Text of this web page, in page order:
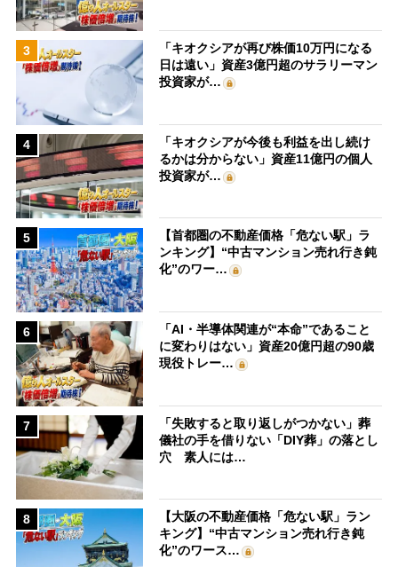
3
「キオクシアが再び株価10万円になる
日は遠い」資産3億円超のサラリーマン
投資家が…
4
「キオクシアが今後も利益を出し続け
るかは分からない」資産11億円の個人
投資家が…
5
【首都圏の不動産価格「危ない駅」ラ
ンキング】“中古マンション売れ行き鈍
化”のワー…
6
「AI・半導体関連が“本命”であること
に変わりはない」資産20億円超の90歳
現役トレー…
7
「失敗すると取り返しがつかない」葬
儀社の手を借りない「DIY葬」の落とし
穴 素人には…
8
【大阪の不動産価格「危ない駅」ラン
キング】“中古マンション売れ行き鈍
化”のワース…